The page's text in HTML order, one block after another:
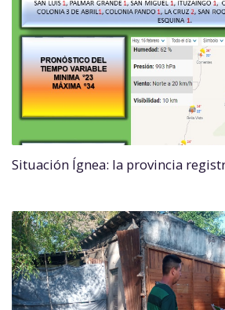
Situación Ígnea: la provincia